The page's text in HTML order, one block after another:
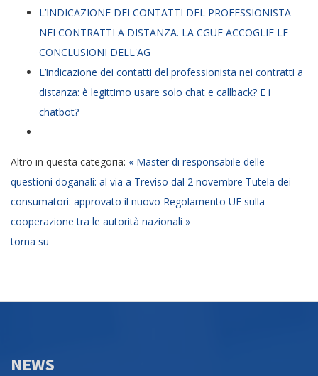
L’INDICAZIONE DEI CONTATTI DEL PROFESSIONISTA
NEI CONTRATTI A DISTANZA. LA CGUE ACCOGLIE LE
CONCLUSIONI DELL'AG
L’indicazione dei contatti del professionista nei contratti a
distanza: è legittimo usare solo chat e callback? E i
chatbot?
Altro in questa categoria: « Master di responsabile delle
questioni doganali: al via a Treviso dal 2 novembre Tutela dei
consumatori: approvato il nuovo Regolamento UE sulla
cooperazione tra le autorità nazionali »
torna su
NEWS